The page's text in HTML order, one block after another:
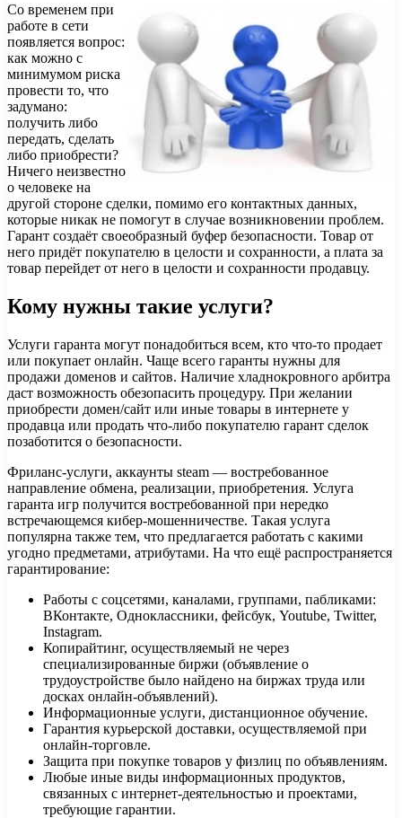
Со временем при
работе в сети
появляется вопрос:
как можно с
минимумом риска
провести то, что
задумано:
получить либо
передать, сделать
либо приобрести?
Ничего неизвестно
о человеке на
другой стороне сделки, помимо его контактных данных,
которые никак не помогут в случае возникновении проблем.
Гарант создаёт своеобразный буфер безопасности. Товар от
него придёт покупателю в целости и сохранности, а плата за
товар перейдет от него в целости и сохранности продавцу.
Кому нужны такие услуги?
Услуги гаранта могут понадобиться всем, кто что-то продает
или покупает онлайн. Чаще всего гаранты нужны для
продажи доменов и сайтов. Наличие хладнокровного арбитра
даст возможность обезопасить процедуру. При желании
приобрести домен/сайт или иные товары в интернете у
продавца или продать что-либо покупателю гарант сделок
позаботится о безопасности.
Фриланс-услуги, аккаунты steam — востребованное
направление обмена, реализации, приобретения. Услуга
гаранта игр получится востребованной при нередко
встречающемся кибер-мошенничестве. Такая услуга
популярна также тем, что предлагается работать с какими
угодно предметами, атрибутами. На что ещё распространяется
гарантирование:
Работы с соцсетями, каналами, группами, пабликами:
ВКонтакте, Одноклассники, фейсбук, Youtube, Twitter,
Instagram.
Копирайтинг, осуществляемый не через
специализированные биржи (объявление о
трудоустройстве было найдено на биржах труда или
досках онлайн-объявлений).
Информационные услуги, дистанционное обучение.
Гарантия курьерской доставки, осуществляемой при
онлайн-торговле.
Защита при покупке товаров у физлиц по объявлениям.
Любые иные виды информационных продуктов,
связанных с интернет-деятельностью и проектами,
требующие гарантии.